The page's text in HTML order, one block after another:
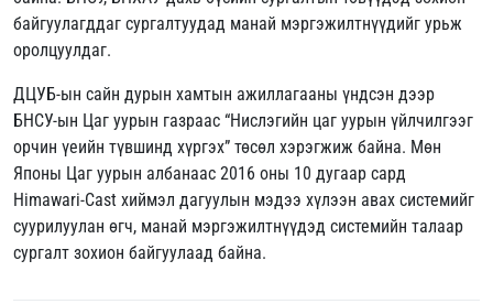
байгуулагддаг сургалтуудад манай мэргэжилтнүүдийг урьж
оролцуулдаг.
ДЦУБ-ын сайн дурын хамтын ажиллагааны үндсэн дээр
БНСУ-ын Цаг уурын газраас “Нислэгийн цаг уурын үйлчилгээг
орчин үеийн түвшинд хүргэх” төсөл хэрэгжиж байна. Мөн
Японы Цаг уурын албанаас 2016 оны 10 дугаар сард
Himawari-Cast хиймэл дагуулын мэдээ хүлээн авах системийг
суурилуулан өгч, манай мэргэжилтнүүдэд системийн талаар
сургалт зохион байгуулаад байна.